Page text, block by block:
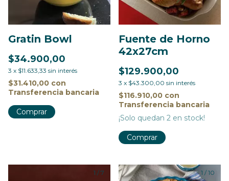
Gratin Bowl
$34.900,00
3 x $11.633,33 sin interés
$31.410,00 con
Transferencia bancaria
Comprar
Fuente de Horno
42x27cm
$129.900,00
3 x $43.300,00 sin interés
$116.910,00 con
Transferencia bancaria
¡Solo quedan 2 en stock!
Comprar
1 / 7 1 / 10